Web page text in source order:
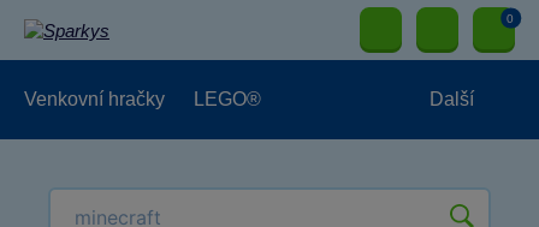
0
Venkovní hračky LEGO® Další